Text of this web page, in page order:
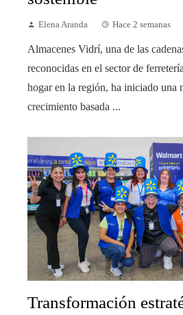
Elena Aranda Hace 2 semanas
Almacenes Vidrí, una de las
reconocidas en el sector de
hogar en la región, ha iniciado una
crecimiento basada ...
Transformación